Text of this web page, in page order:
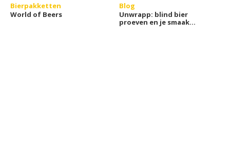
Bierpakketten
World of Beers
Blog
Unwrapp: blind bier
proeven en je smaak